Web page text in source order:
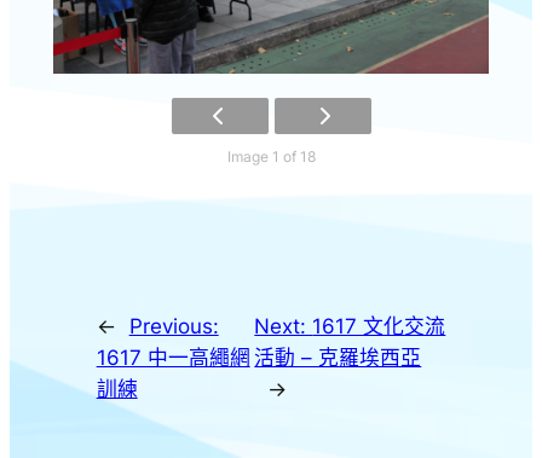
Image 1 of 18
←
Previous:
1617 中一高繩網
訓練
Next: 1617 文化交流
活動 – 克羅埃西亞
→